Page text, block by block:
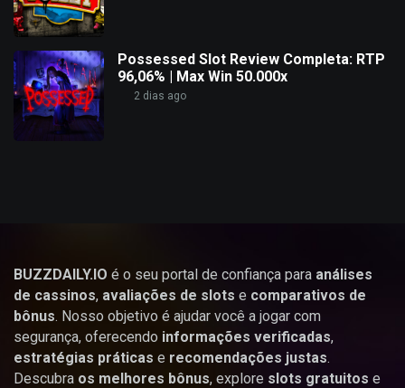
Possessed Slot Review Completa: RTP
96,06% | Max Win 50.000x
2 dias ago
BUZZDAILY.IO é o seu portal de confiança para análises
de cassinos, avaliações de slots e comparativos de
bônus. Nosso objetivo é ajudar você a jogar com
segurança, oferecendo informações verificadas,
estratégias práticas e recomendações justas.
Descubra os melhores bônus, explore slots gratuitos e